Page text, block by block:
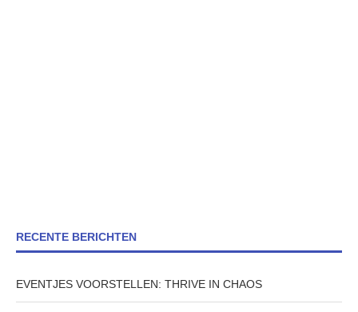
RECENTE BERICHTEN
EVENTJES VOORSTELLEN: THRIVE IN CHAOS